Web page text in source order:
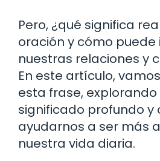
Pero, ¿qué significa
oración y cómo
nuestras relaciones y
En este artículo,
esta frase, explorando
significado profundo y
ayudarnos a ser más
nuestra vida diaria.